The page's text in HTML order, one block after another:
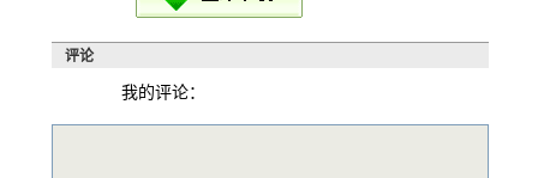
评论
我的评论：